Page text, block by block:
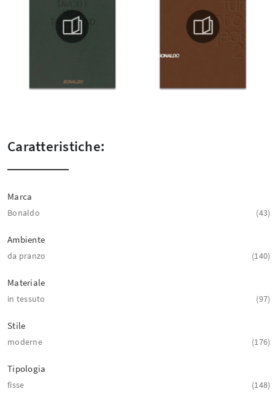
Caratteristiche:
Marca
Bonaldo 43
Ambiente
da pranzo 140
Materiale
in tessuto 97
Stile
moderne 176
Tipologia
fisse 148